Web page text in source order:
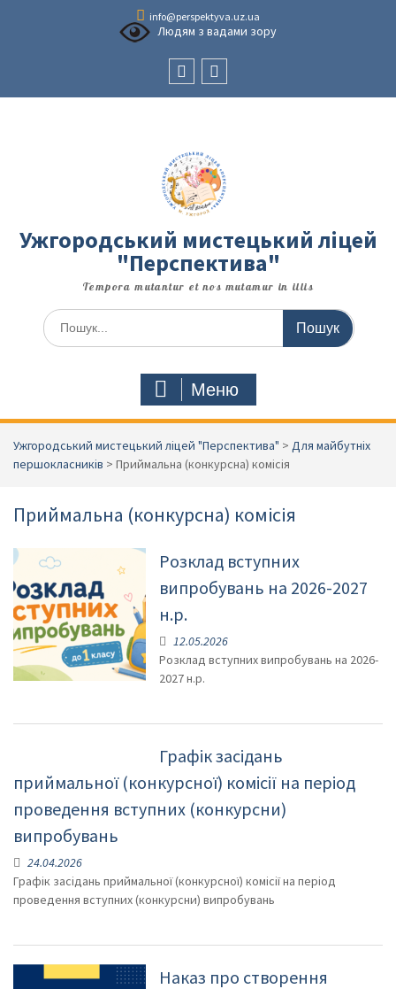
info@perspektyva.uz.ua
Людям з вадами зору
Ужгородський мистецький ліцей
"Перспектива"
Tempora mutantur et nos mutamur in illis
Шукати:
Меню
Ужгородський мистецький ліцей "Перспектива" > Для майбутніх
першокласників > Приймальна (конкурсна) комісія
Приймальна (конкурсна) комісія
Розклад вступних
випробувань на 2026-2027
н.р.
12.05.2026
Розклад вступних випробувань на 2026-
2027 н.р.
Графік засідань
приймальної (конкурсної) комісії на період
проведення вступних (конкурсни)
випробувань
24.04.2026
Графік засідань приймальної (конкурсної) комісії на період
проведення вступних (конкурсни) випробувань
Наказ про створення